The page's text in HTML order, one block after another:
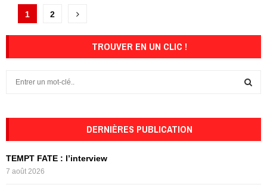
Pagination
des
publications
1 2
TROUVER EN UN CLIC !
h
o
r
DERNIÈRES PUBLICATION
TEMPT FATE : l’interview
7 août 2026